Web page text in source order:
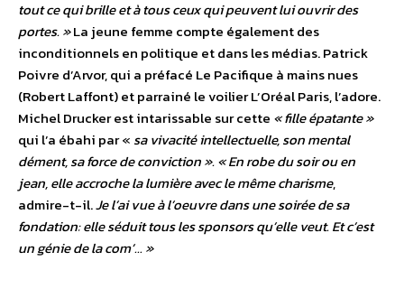
tout ce qui brille et à tous ceux qui peuvent lui ouvrir des
portes. »La jeune femme compte également des
inconditionnels en politique et dans les médias. Patrick
Poivre d’Arvor, qui a préfacé Le Pacifique à mains nues
(Robert Laffont) et parrainé le voilier L’Oréal Paris, l’adore.
Michel Drucker est intarissable sur cette « fille épatante »
qui l’a ébahi par « sa vivacité intellectuelle, son mental
dément, sa force de conviction ». « En robe du soir ou en
jean, elle accroche la lumière avec le même charisme,
admire-t-il.Je l’ai vue à l’oeuvre dans une soirée de sa
fondation: elle séduit tous les sponsors qu’elle veut. Et c’est
un génie de la com’… »